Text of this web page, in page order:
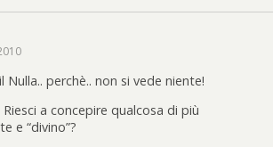
Nulla.. perchè.. non si vede niente!
a concepire qualcosa di più
e “divino”?